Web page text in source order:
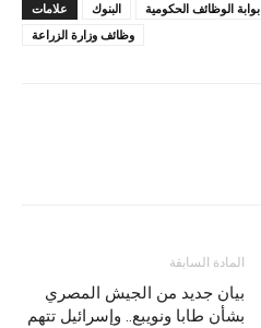
علامات البنوك بوابة الوظائف الحكومية
وظائف وزارة الزراعة
المادة السابقة
بيان جديد من الجيش المصري
بشأن طابا ونويبع.. وإسرائيل تتهم